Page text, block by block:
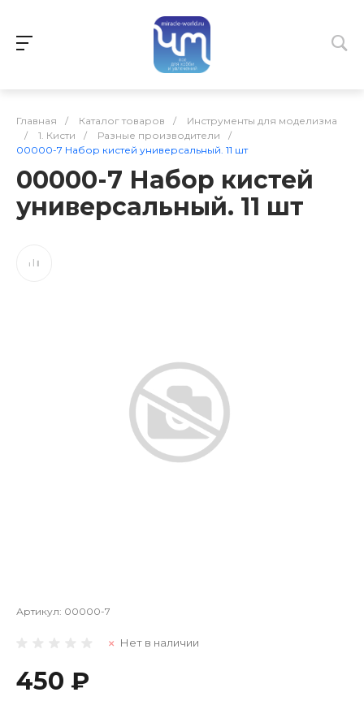
Главная / Каталог товаров /
Инструменты для моделизма
/
1. Кисти / Разные производители
/
00000-7 Набор кистей универсальный. 11 шт
00000-7 Набор кистей
универсальный. 11 шт
Артикул: 00000-7
Нет в наличии
450 ₽